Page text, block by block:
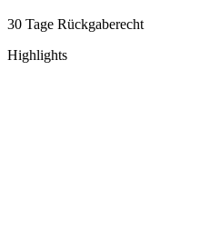
30 Tage Rückgaberecht
Highlights